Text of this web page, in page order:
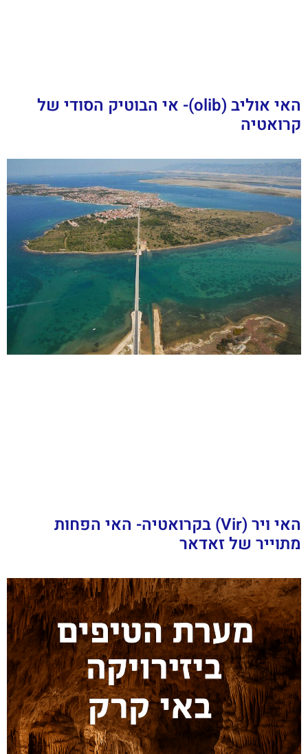
האי אוליב (olib)- אי הבוטיק הסודי של
קרואטיה
האי ויר (Vir) בקרואטיה- האי הפחות
מתוייר של זאדאר